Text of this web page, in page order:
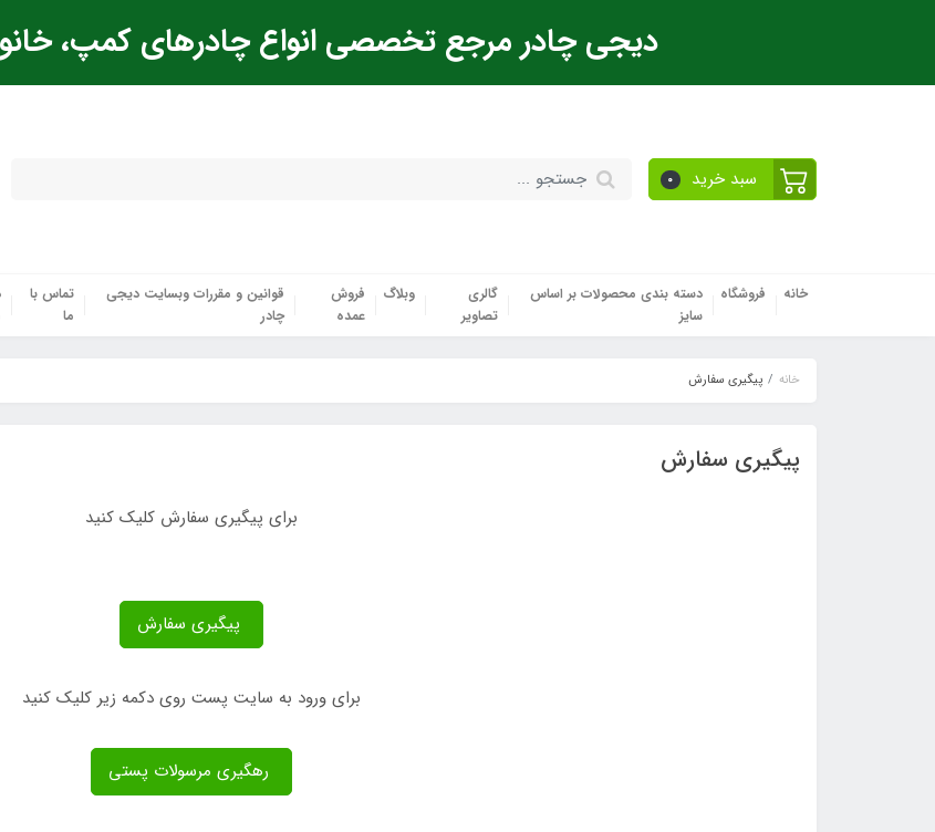
دیجی چادر مرجع تخصصی انواع چادرهای کمپ،
سبد خرید 0
خانه فروشگاه
دسته بندی محصولات بر اساس
سایز
گالری
تصاویر
وبلاگ
فروش
عمده
قوانین و مقررات وبسایت دیجی
چادر
تماس با
ما
خانه پیگیری سفارش
پیگیری سفارش
برای پیگیری سفارش کلیک کنید
پیگیری سفارش
برای ورود به سایت پست روی دکمه زیر کلیک کنید
رهگیری مرسولات پستی